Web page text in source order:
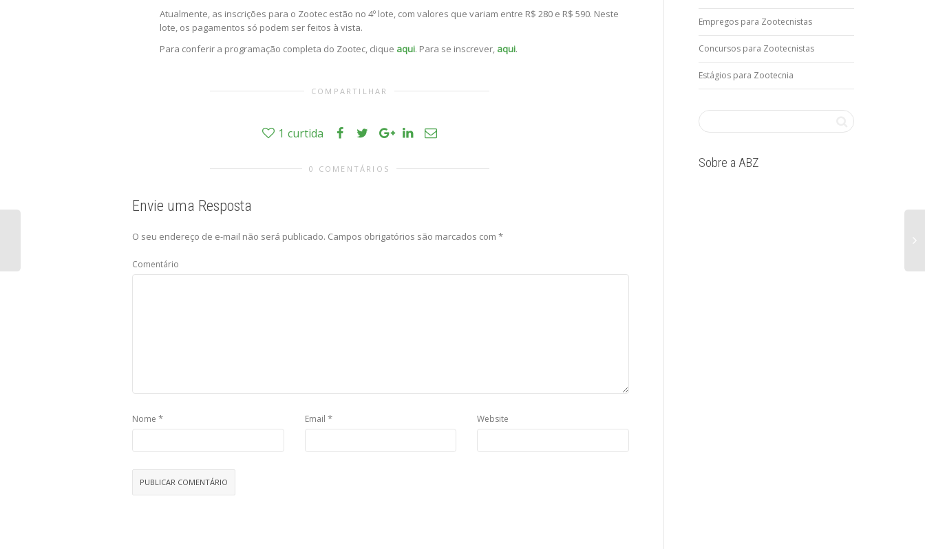
Atualmente, as inscrições para o Zootec estão no 4º lote, com valores que variam entre R$ 280 e R$ 590. Neste
lote, os pagamentos só podem ser feitos à vista.
Para conferir a programação completa do Zootec, clique aqui. Para se inscrever, aqui.
COMPARTILHAR
1 curtida
0 COMENTÁRIOS
Envie uma Resposta
O seu endereço de e-mail não será publicado. Campos obrigatórios são marcados com *
Comentário
Nome * Email * Website
Empregos para Zootecnistas
Concursos para Zootecnistas
Estágios para Zootecnia
Sobre a ABZ